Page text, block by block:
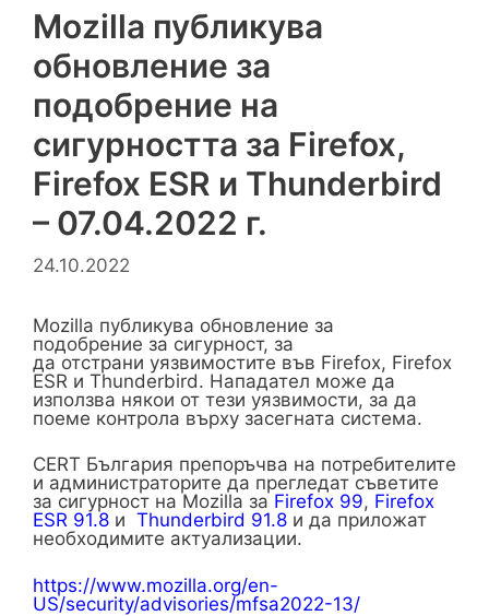
Mozilla публикува
обновление за
подобрение на
сигурността за Firefox,
Firefox ESR и Thunderbird
– 07.04.2022 г.
24.10.2022
Mozilla публикува обновление за
подобрение за сигурност, за
да отстрани уязвимостите във Firefox, Firefox
ESR и Thunderbird. Нападател може да
използва някои от тези уязвимости, за да
поеме контрола върху засегната система.
CERT България препоръчва на потребителите
и администраторите да прегледат съветите
за сигурност на Mozilla за Firefox 99, Firefox
ESR 91.8 и Thunderbird 91.8 и да приложат
необходимите актуализации.
https://www.mozilla.org/en-
US/security/advisories/mfsa2022-13/